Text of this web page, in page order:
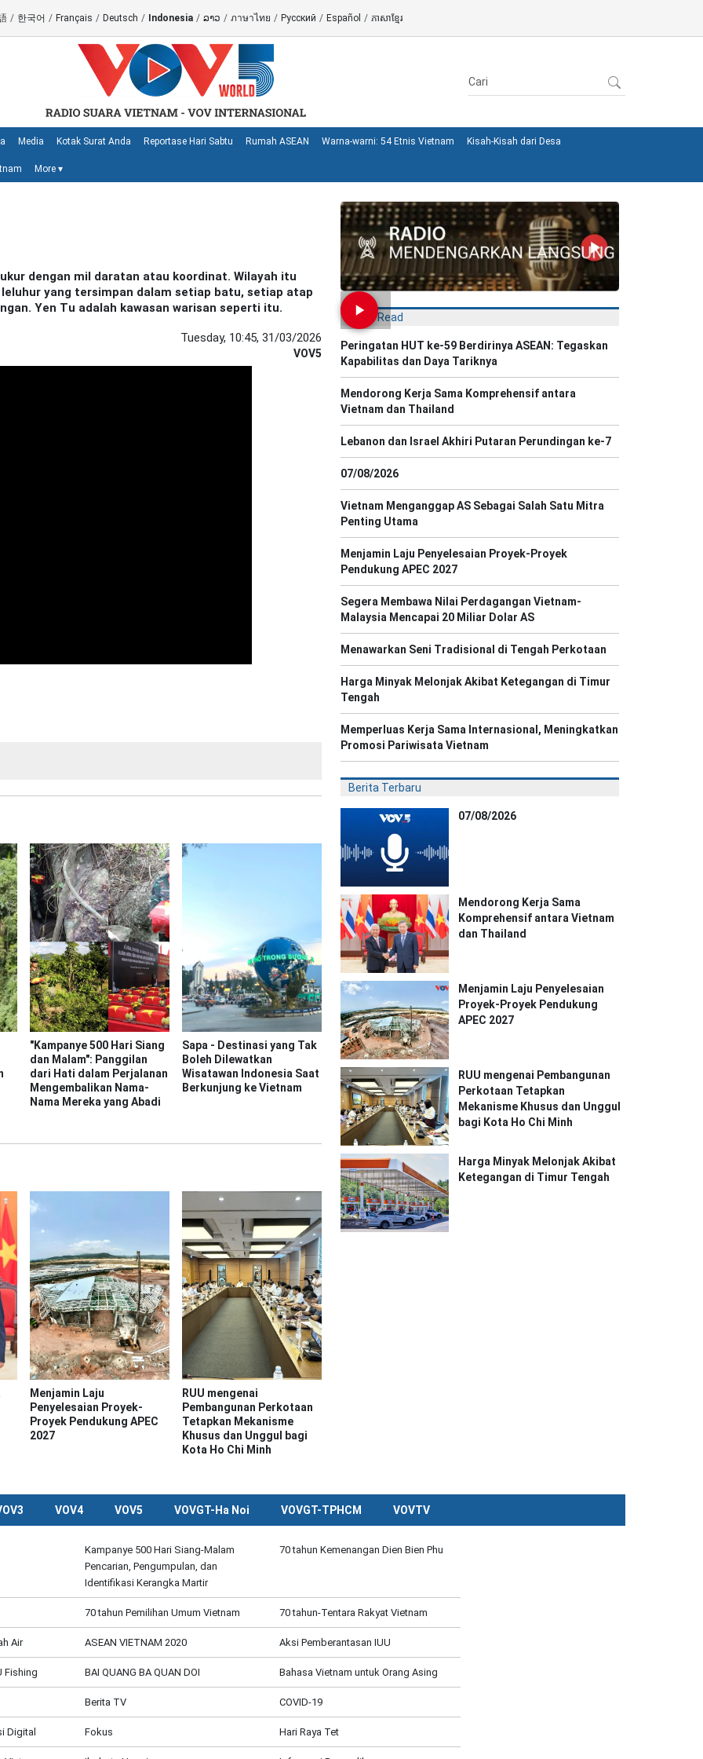
/ 한국어 / Français / Deutsch / Indonesia / ລາວ / ภาษาไทย / Русский / Español / ភាសាខ្មែរ
Media Kotak Surat Anda Reportase Hari Sabtu Rumah ASEAN Warna-warni: 54 Etnis Vietnam Kisah-Kisah dari Desa
More ▾
dengan mil daratan atau koordinat. Wilayah itu
yang tersimpan dalam setiap batu, setiap atap
Yen Tu adalah kawasan warisan seperti itu.
Tuesday, 10:45, 31/03/2026
VOV5
"Kampanye 500 Hari Siang
dan Malam": Panggilan
dari Hati dalam Perjalanan
Mengembalikan Nama-
Nama Mereka yang Abadi
Sapa - Destinasi yang Tak
Boleh Dilewatkan
Wisatawan Indonesia Saat
Berkunjung ke Vietnam
Menjamin Laju
Penyelesaian Proyek-
Proyek Pendukung APEC
2027
RUU mengenai
Pembangunan Perkotaan
Tetapkan Mekanisme
Khusus dan Unggul bagi
Kota Ho Chi Minh
Most Read
Peringatan HUT ke-59 Berdirinya ASEAN: Tegaskan
Kapabilitas dan Daya Tariknya
Mendorong Kerja Sama Komprehensif antara
Vietnam dan Thailand
Lebanon dan Israel Akhiri Putaran Perundingan ke-7
07/08/2026
Vietnam Menganggap AS Sebagai Salah Satu Mitra
Penting Utama
Menjamin Laju Penyelesaian Proyek-Proyek
Pendukung APEC 2027
Segera Membawa Nilai Perdagangan Vietnam-
Malaysia Mencapai 20 Miliar Dolar AS
Menawarkan Seni Tradisional di Tengah Perkotaan
Harga Minyak Melonjak Akibat Ketegangan di Timur
Tengah
Memperluas Kerja Sama Internasional, Meningkatkan
Promosi Pariwisata Vietnam
Berita Terbaru
07/08/2026
Mendorong Kerja Sama
Komprehensif antara Vietnam
dan Thailand
Menjamin Laju Penyelesaian
Proyek-Proyek Pendukung
APEC 2027
RUU mengenai Pembangunan
Perkotaan Tetapkan
Mekanisme Khusus dan Unggul
bagi Kota Ho Chi Minh
Harga Minyak Melonjak Akibat
Ketegangan di Timur Tengah
VOV4 VOV5 VOVGT-Ha Noi VOVGT-TPHCM VOVTV
Kampanye 500 Hari Siang-Malam
Pencarian, Pengumpulan, dan
Identifikasi Kerangka Martir
70 tahun Kemenangan Dien Bien Phu
70 tahun Pemilihan Umum Vietnam 70 tahun-Tentara Rakyat Vietnam
Air ASEAN VIETNAM 2020 Aksi Pemberantasan IUU
Fishing BAI QUANG BA QUAN DOI Bahasa Vietnam untuk Orang Asing
Berita TV COVID-19
Digital Fokus Hari Raya Tet